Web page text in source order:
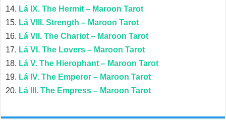
Lá IX. The Hermit – Maroon Tarot
Lá VIII. Strength – Maroon Tarot
Lá VII. The Chariot – Maroon Tarot
Lá VI. The Lovers – Maroon Tarot
Lá V. The Hierophant – Maroon Tarot
Lá IV. The Emperor – Maroon Tarot
Lá III. The Empress – Maroon Tarot